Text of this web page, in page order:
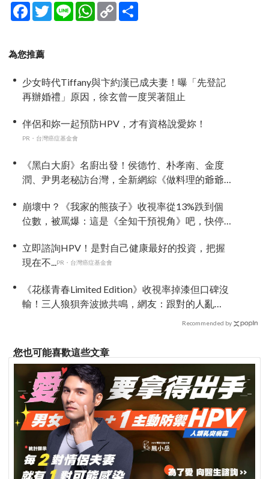
Facebook
TwitterLine WhatsApp
Copy
Link
為您推薦
少女時代Tiffany與卞約漢已成夫妻！曝「先登記
再辦婚禮」原因，徐玄曾一度哭著阻止
伴侶和妳一起預防HPV，才有資格說愛妳！
PR・台灣癌症基金會
《黑白大廚》名廚出發！侯德竹、朴孝南、金度
潤、尹男老秘訪台灣，全新網綜《做料理的爺爺
崩壞中？《我家的熊孩子》收視率從13%跌到個
位數，被罵爆：這是《全知干預視角》吧，快停
立即諮詢HPV！是對自己健康最好的投資，把握
現在不...
PR・台灣癌症基金會
《花樣青春Limited Edition》收視率掉漆但口碑沒
輸！三人狼狽奔波掀共鳴，網友：跟對的人亂
Recommended by
您也可能喜歡這些文章